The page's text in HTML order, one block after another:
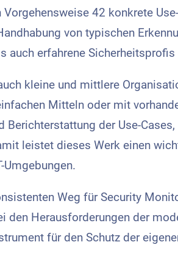
42 konkrete
von typischen
auch erfahrene
kleine und mittlere
Mitteln oder mit
der Use-
leistet dieses Werk einen
Umgebungen.
Weg für Security
Herausforderungen der
für den Schutz der